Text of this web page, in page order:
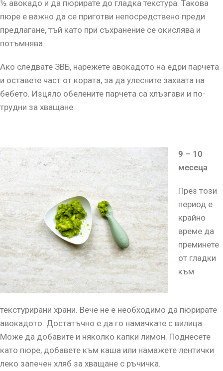
½ авокадо и да пюрирате до гладка текстура. Такова
пюре е важно да се приготви непосредствено преди
предлагане, тъй като при съхранение се окислява и
потъмнява.
Ако следвате ЗВБ, нарежете авокадото на едри парчета
и оставете част от кората, за да улесните захвата на
бебето. Изцяло обелените парчета са хлъзгави и по-
трудни за хващане.
9 – 10
месеца
През този
период е
крайно
време да
преминете
от гладки
към
текстурирани храни. Вече не е необходимо да пюрирате
авокадото. Достатъчно е да го намачкате с вилица.
Може да добавите и няколко капки лимон. Поднесете
като пюре, добавете към каша или намажете лентички
леко запечен хляб за хващане с ръчичка.